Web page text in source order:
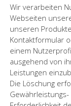
Wir verarbeiten
Webseiten
unseren
Kontaktformular
einem
ausgehend von
Leistungen
Die Löschung